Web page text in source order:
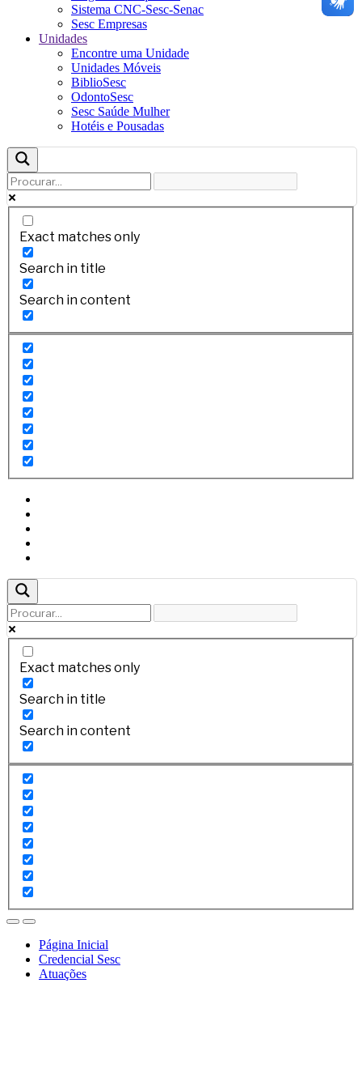
Sistema CNC-Sesc-Senac
Sesc Empresas
Unidades
Encontre uma Unidade
Unidades Móveis
BiblioSesc
OdontoSesc
Sesc Saúde Mulher
Hotéis e Pousadas
Exact matches only
Search in title
Search in content
Exact matches only
Search in title
Search in content
Página Inicial
Credencial Sesc
Atuações